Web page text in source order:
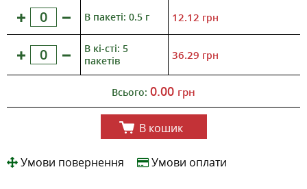
В пакеті: 0.5 г 12.12 грн
В кі-сті: 5
пакетів
36.29 грн
Всього: 0.00 грн
В кошик
Умови повернення Умови оплати